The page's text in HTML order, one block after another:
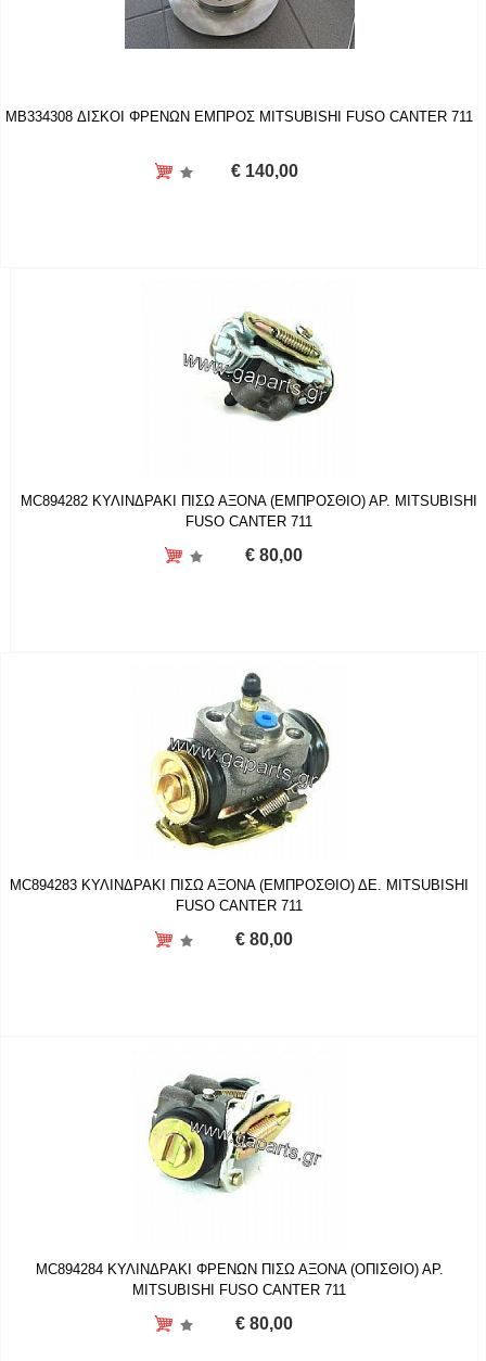
MB334308 ΔΙΣΚΟΙ ΦΡΕΝΩΝ ΕΜΠΡΟΣ MITSUBISHI FUSO CANTER 711
€ 140,00
MC894282 ΚΥΛΙΝΔΡΑΚΙ ΠΙΣΩ ΑΞΟΝΑ (ΕΜΠΡΟΣΘΙΟ) ΑΡ. MITSUBISHI
FUSO CANTER 711
€ 80,00
MC894283 ΚΥΛΙΝΔΡΑΚΙ ΠΙΣΩ ΑΞΟΝΑ (ΕΜΠΡΟΣΘΙΟ) ΔΕ. MITSUBISHI
FUSO CANTER 711
€ 80,00
MC894284 ΚΥΛΙΝΔΡΑΚΙ ΦΡΕΝΩΝ ΠΙΣΩ ΑΞΟΝΑ (ΟΠΙΣΘΙΟ) ΑΡ.
MITSUBISHI FUSO CANTER 711
€ 80,00